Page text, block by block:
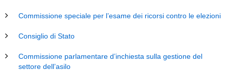
Commissione speciale per l’esame dei ricorsi contro le elezioni
Consiglio di Stato
Commissione parlamentare d’inchiesta sulla gestione del
settore dell’asilo